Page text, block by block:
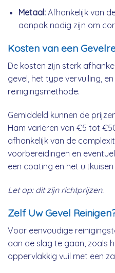
Metaal:Afhankelijk van
aanpak nodig zijn om
Kosten van een
De kosten zijn sterk
gevel, het type vervuiling,
reinigingsmethode.
Gemiddeld kunnen de
Ham variëren van €5 tot
afhankelijk van de
voorbereidingen en
een coating en het
Let op: dit zijn richtprijzen.
Zelf Uw Gevel
Voor eenvoudige
aan de slag te gaan, zoals
oppervlakkig vuil met een